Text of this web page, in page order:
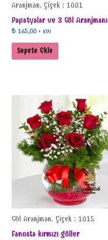
Aranjman, Çiçek : 1001
Papatyalar ve 3 Gül Aranjmanı
₺165,00 + KDV
Sepete Ekle
Gül Aranjman, Çiçek : 1015
Fanusta kırmızı güller